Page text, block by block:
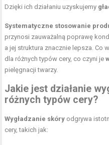
Dzięki ich działaniu uzyskujemy
Systematyczne stosowanie
przynosi zauważalną poprawę
a jej struktura znacznie lepsza. Co
dla różnych typów cery, co czyni je
pielęgnacji twarzy.
Jakie jest działanie
różnych typów cery?
Wygładzanie skóry odgrywa
cery, takich jak: